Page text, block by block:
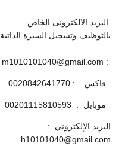
البريد الالكترونى الخاص
بالتوظيف وتسجيل السيرة الذاتية
: m1010101040@gmail.com
فاكس : 0020842641770
موبايل : 00201115810593
البريد الإلكتروني :
h10101040@gmail.com